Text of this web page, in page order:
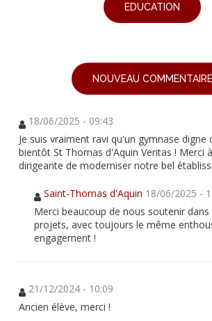
EDUCATION
NOUVEAU COMMENTAIRE
18/06/2025 - 09:43
Je suis vraiment ravi qu'un gymnase digne
bientôt St Thomas d'Aquin Veritas ! Merci
dirigeante de moderniser notre bel
Saint-Thomas d'Aquin 18/06/2025 -
Merci beaucoup de nous soutenir dans
projets, avec toujours le même
engagement !
21/12/2024 - 10:09
Ancien élève, merci !